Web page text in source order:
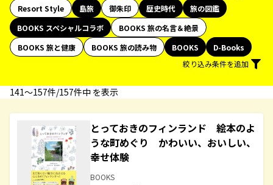
Resort Style
島旅 御朱印 歴史時代
旅の図鑑
BOOKS スペシャルコラボ
BOOKS 旅の名言＆絶景
BOOKS 旅と健康
BOOKS 旅の読み物 BOOKS
D-Books
絞り込み条件を追加
141〜157件/157件中 を表示
とっておきのフィンランド 絵本のよ
うな町めぐり かわいい、おいしい、
幸せ体験
BOOKS